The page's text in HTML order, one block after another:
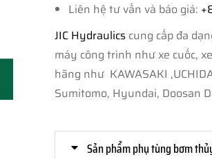
Liên hệ tư vấn và báo giá:
JIC Hydraulics cung cấp đa
máy công trình như xe cuốc,
hãng như KAWASAKI
Sumitomo, Hyundai, Doosan
Sản phẩm phụ tùng bơm